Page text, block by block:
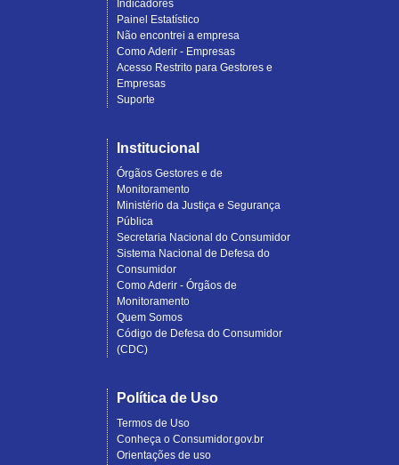
Indicadores
Painel Estatístico
Não encontrei a empresa
Como Aderir - Empresas
Acesso Restrito para Gestores e
Empresas
Suporte
Institucional
Órgãos Gestores e de
Monitoramento
Ministério da Justiça e Segurança
Pública
Secretaria Nacional do Consumidor
Sistema Nacional de Defesa do
Consumidor
Como Aderir - Órgãos de
Monitoramento
Quem Somos
Código de Defesa do Consumidor
(CDC)
Política de Uso
Termos de Uso
Conheça o Consumidor.gov.br
Orientações de uso